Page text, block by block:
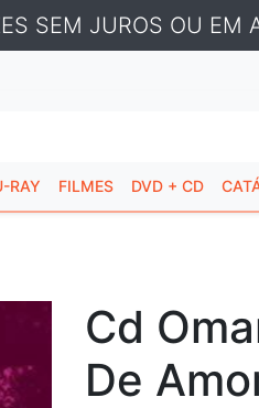
SEM JUROS OU EM
RAY FILMES DVD + CD
Cd
De